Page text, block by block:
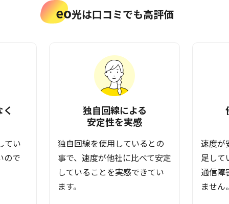
eo光は口コミでも高評価
てい
ので
独自回線による
安定性を実感
独自回線を使用しているとの
事で、速度が他社に比べて安定
していることを実感できてい
ます。
速度が
足して
通信障
ません